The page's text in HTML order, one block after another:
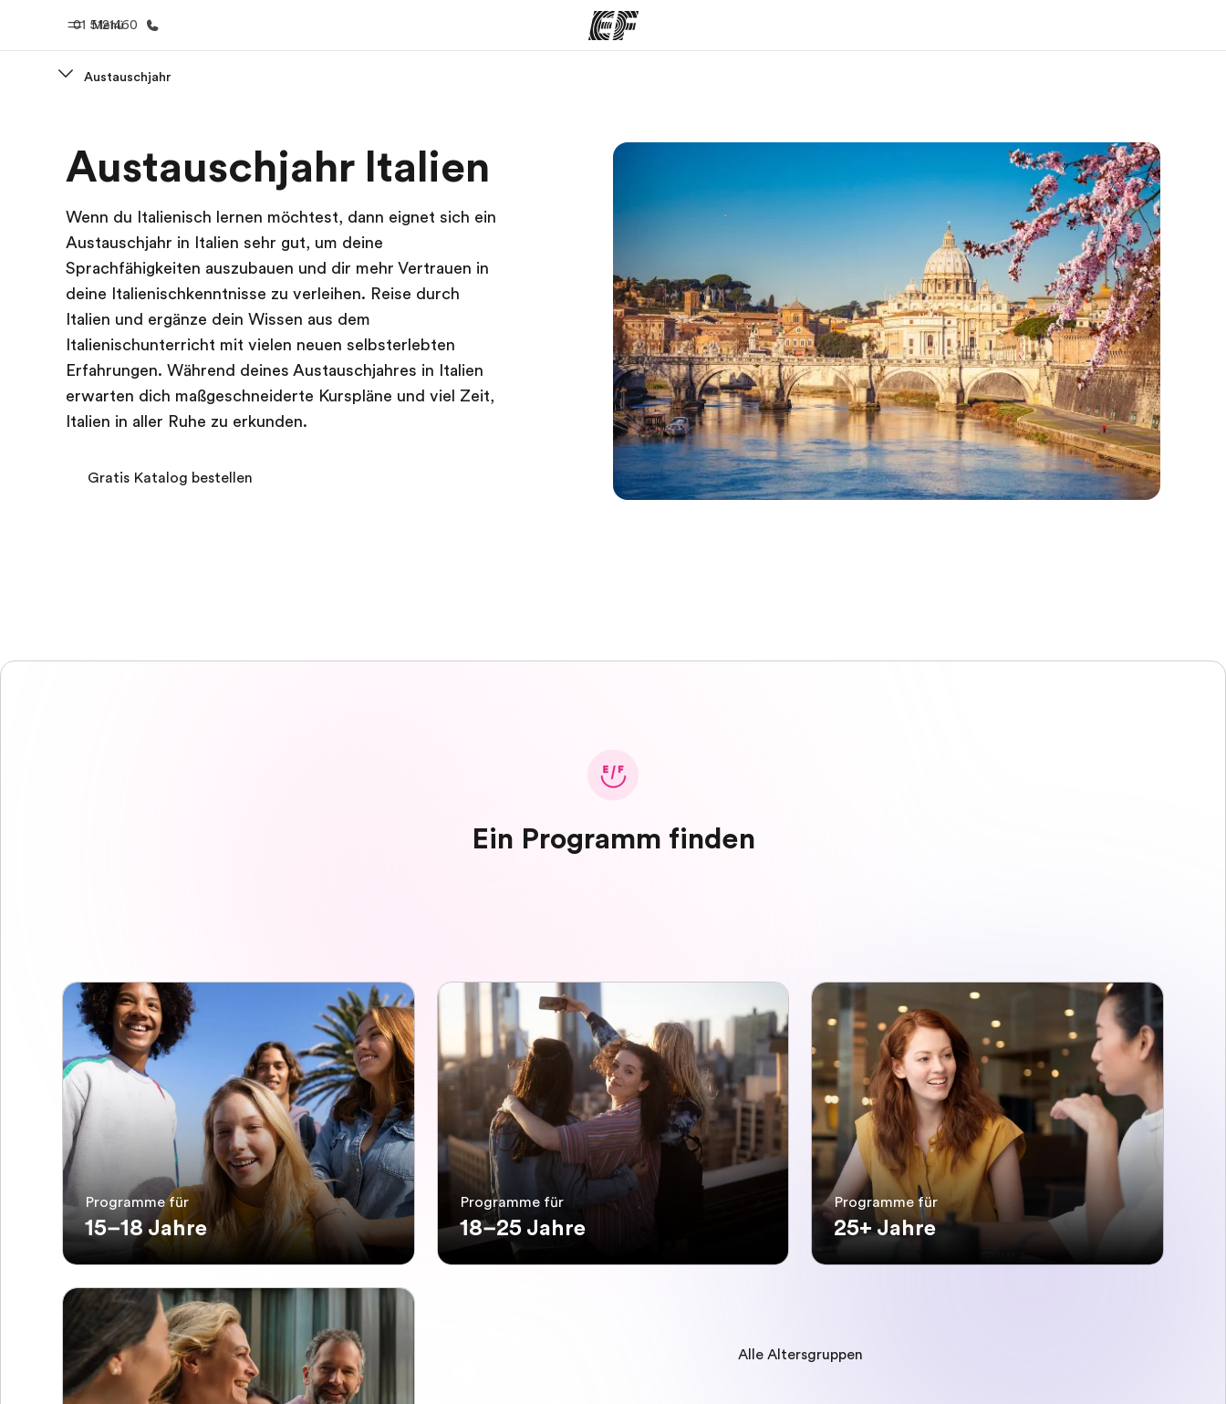
Menü
01 5121460
Willkommen bei EF Alle Programme ansehen Büros in der Nähe Teil des Teams werden
Austauschjahr
Austauschjahr Italien
Wenn du Italienisch lernen möchtest, dann eignet sich ein
Austauschjahr in Italien sehr gut, um deine
Sprachfähigkeiten auszubauen und dir mehr Vertrauen in
deine Italienischkenntnisse zu verleihen. Reise durch
Italien und ergänze dein Wissen aus dem
Italienischunterricht mit vielen neuen selbsterlebten
Erfahrungen. Während deines Austauschjahres in Italien
erwarten dich maßgeschneiderte Kurspläne und viel Zeit,
Italien in aller Ruhe zu erkunden.
Gratis Katalog bestellen
Ein Programm finden
Programme für
15–18 Jahre
Programme für
18–25 Jahre
Programme für
25+ Jahre
Alle Altersgruppen